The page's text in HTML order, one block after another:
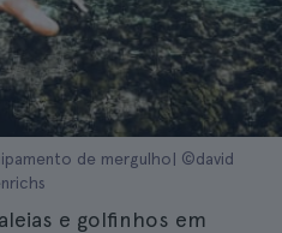
de mergulho| ©david
e golfinhos em